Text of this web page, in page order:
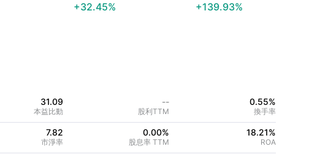
+32.45% +139.93%
31.09
本益比動
--
股利TTM
0.55%
換手率
7.82
市淨率
0.00%
股息率 TTM
18.21%
ROA